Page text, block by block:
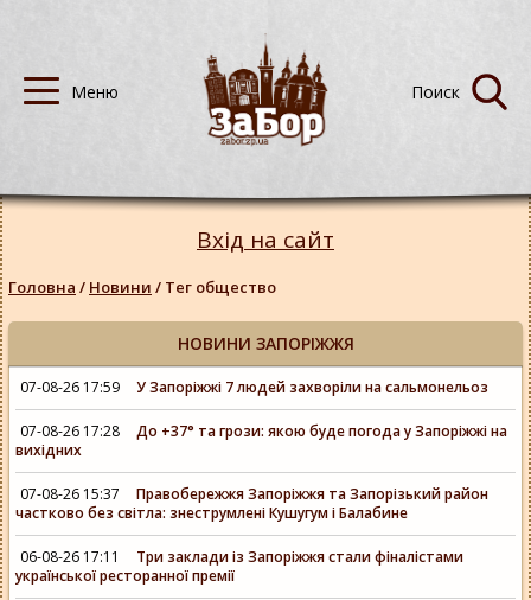
Вхід на сайт
Головна / Новини / Тег общество
НОВИНИ ЗАПОРІЖЖЯ
07-08-26 17:59 У Запоріжжі 7 людей захворіли на сальмонельоз
07-08-26 17:28
До +37° та грози: якою буде погода у Запоріжжі на
вихідних
07-08-26 15:37
Правобережжя Запоріжжя та Запорізький район
частково без світла: знеструмлені Кушугум і Балабине
06-08-26 17:11
Три заклади із Запоріжжя стали фіналістами
української ресторанної премії